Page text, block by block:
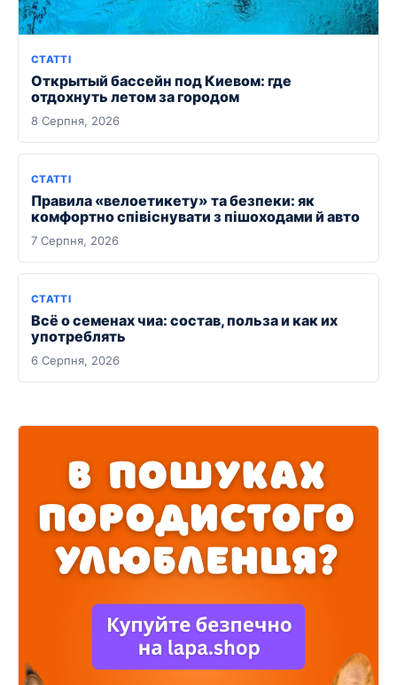
СТАТТІ
Открытый бассейн под Киевом: где
отдохнуть летом за городом
8 Серпня, 2026
СТАТТІ
Правила «велоетикету» та безпеки: як
комфортно співіснувати з пішоходами й авто
7 Серпня, 2026
СТАТТІ
Всё о семенах чиа: состав, польза и как их
употреблять
6 Серпня, 2026